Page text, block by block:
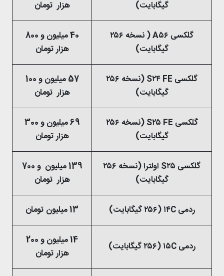
گیگابایت)
هزار تومان
گلکسی A۵۶ ( نسخه ۲۵۶
گیگابایت)
40 میلیون و 800
هزار تومان
گلکسی S۲۴ FE (نسخه ۲۵۶
گیگابایت)
57 میلیون و 100
هزار تومان
گلکسی S۲۵ FE (نسخه ۲۵۶
گیگابایت)
69 میلیون و 300
هزار تومان
گلکسی S۲۵ اولترا (نسخه ۲۵۶
گیگابایت)
139 میلیون و 700
هزار تومان
ردمی ۱۴C (۲۵۶ گیگابایت) 13 میلیون تومان
ردمی ۱۵C (۲۵۶ گیگابایت)
14 میلیون و 200
هزار تومان